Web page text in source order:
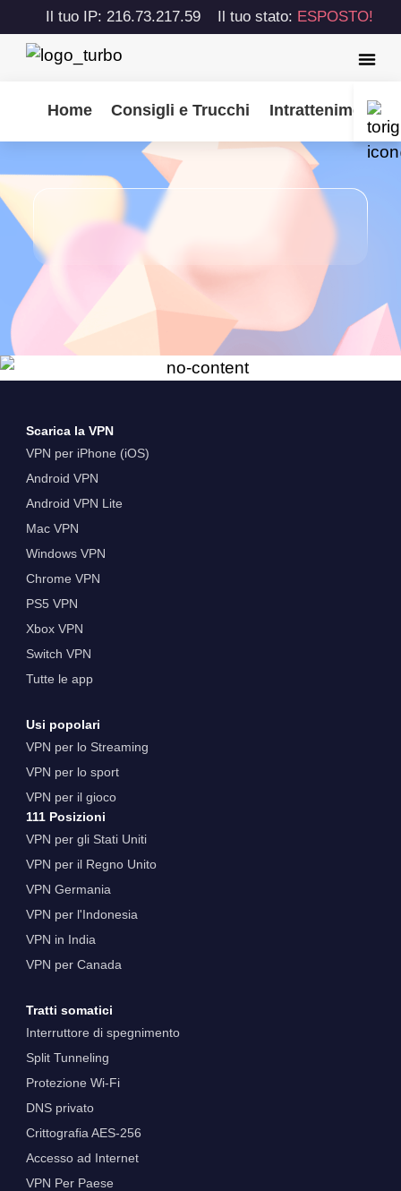
Il tuo IP: 216.73.217.59 Il tuo stato: ESPOSTO!
Home Consigli e Trucchi Intrattenimento
Scarica la VPN
VPN per iPhone (iOS)
Android VPN
Android VPN Lite
Mac VPN
Windows VPN
Chrome VPN
PS5 VPN
Xbox VPN
Switch VPN
Tutte le app
Usi popolari
VPN per lo Streaming
VPN per lo sport
VPN per il gioco
111 Posizioni
VPN per gli Stati Uniti
VPN per il Regno Unito
VPN Germania
VPN per l'Indonesia
VPN in India
VPN per Canada
Tratti somatici
Interruttore di spegnimento
Split Tunneling
Protezione Wi-Fi
DNS privato
Crittografia AES-256
Accesso ad Internet
VPN Per Paese